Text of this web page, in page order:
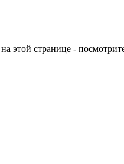
этой странице -